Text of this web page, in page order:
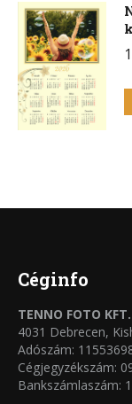
Céginfo
TENNO FOTO KFT.
4031 Debrecen,
Adószám:
Cégjegyzékszám:
Bankszámlaszám: